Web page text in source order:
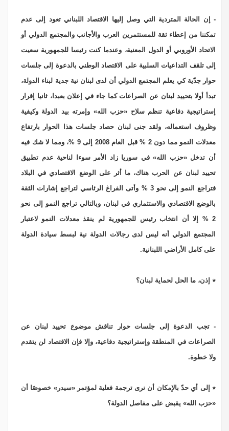
- إن الحالة المتردية التي وصل إليها الاقتصاد اللبناني تعود إلى عدم
تمكننا من إعطاء ثقة للمستثمرين العرب والأجانب والمجتمع الدولي أو
الاتحاد الأوروبي أو الدول المعنية، وعندما كنت رئيسا للجمهورية سعيت
إلى تلقف التداعيات السلبية على الاقتصاد الوطني بالدعوة إلى جلسات
حوار جدّية كي يعلم المجتمع الدولي أن لدى لبنان نية جدية لبناء الدولة،
تبدأ أولا بتحييد لبنان عن الصراعات كما جاء في إعلان بعبدا، ثانيا إقرار
إستراتيجية دفاعية تنظم سلاح «حزب الله» وإمرته بيد الدولة وكيفية
وظروف استعماله، ولقد جنى لبنان حصاد جلسات هذا الحوار بارتفاع
معدلات النمو مما دون 2 % قبل العام 2008 إلى 9 %، ومما لا شك فيه
أن تدخل «حزب الله» في سوريا زاد الأمر سوءا لناحية عدم تطبيق
تحييد لبنان عن الحرب هناك، ما أثر على الوضع الاقتصادي في البلاد
فتراجع النمو إلى نحو 3 % وأتى الفراغ الرئاسي لتراجع إشارات الثقة
بالوضع الاقتصادي والاستثماري في لبنان، وبالتالي تراجع النمو إلى نحو
2 % إلا أن انتخاب رئيس للجمهورية لم ينقذ معدلات النمو لاعتبار
المجتمع الدولي أنه ليس لدى رجالات الدولة نية لبسط سيادة الدولة
على كامل الأراضي اللبنانية.
٭ إذن، ما الحل لحماية لبنان؟
- تجب الدعوة إلى جلسات حوار تناقش موضوع تحييد لبنان عن
الصراعات في المنطقة وإستراتيجية دفاعية، وإلا فإن الاقتصاد لن يتقدم
ولا خطوة.
٭ إلى أي حدّ بالإمكان أن نرى ترجمة فعلية لمؤتمر «سيدر» خصوصًا أن
«حزب الله» يقبض على مفاصل الدولة؟